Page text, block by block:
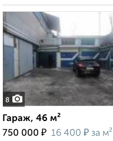
8
Гараж, 46 м²
750 000 ₽ 16 400 ₽ за м²